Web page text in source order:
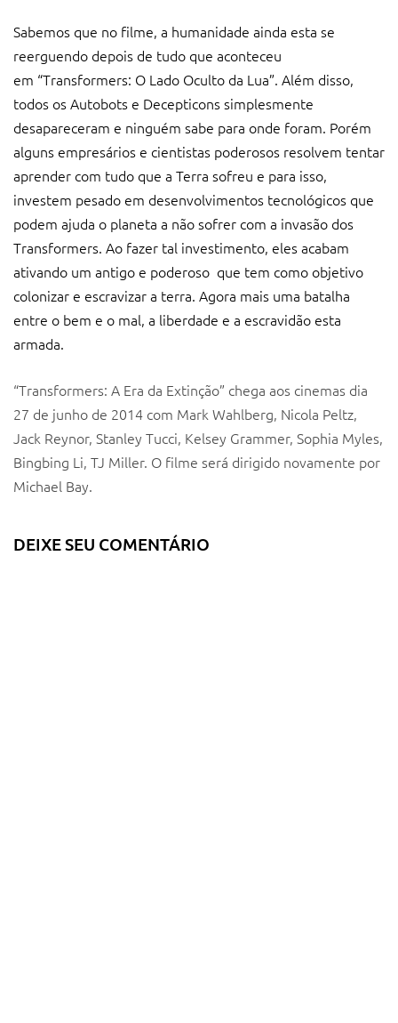
Sabemos que no filme, a humanidade ainda esta se
reerguendo depois de tudo que aconteceu
em “Transformers: O Lado Oculto da Lua”. Além disso,
todos os Autobots e Decepticons simplesmente
desapareceram e ninguém sabe para onde foram. Porém
alguns empresários e cientistas poderosos resolvem tentar
aprender com tudo que a Terra sofreu e para isso,
investem pesado em desenvolvimentos tecnológicos que
podem ajuda o planeta a não sofrer com a invasão dos
Transformers. Ao fazer tal investimento, eles acabam
ativando um antigo e poderoso que tem como objetivo
colonizar e escravizar a terra. Agora mais uma batalha
entre o bem e o mal, a liberdade e a escravidão esta
armada.
“Transformers: A Era da Extinção” chega aos cinemas dia
27 de junho de 2014 com Mark Wahlberg, Nicola Peltz,
Jack Reynor, Stanley Tucci, Kelsey Grammer, Sophia Myles,
Bingbing Li, TJ Miller. O filme será dirigido novamente por
Michael Bay.
DEIXE SEU COMENTÁRIO